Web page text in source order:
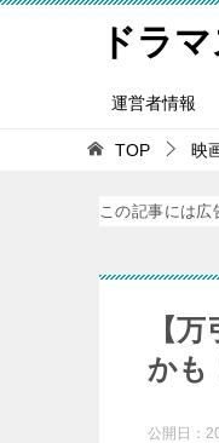
ドラ
運営者情報
TOP 映
この記事には広
【
かも
公開日：